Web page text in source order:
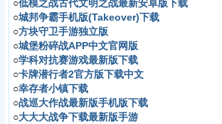
○低模之战古代文明之战最新安卓版下载
○城邦争霸手机版(Takeover)下载
○方块守卫手游独立版
○城堡粉碎战APP中文官网版
○学科对抗赛游戏最新版下载
○卡牌潜行者2官方版下载中文
○幸存者小镇下载
○战巡大作战最新版手机版下载
○大大大战争下载最新版手游